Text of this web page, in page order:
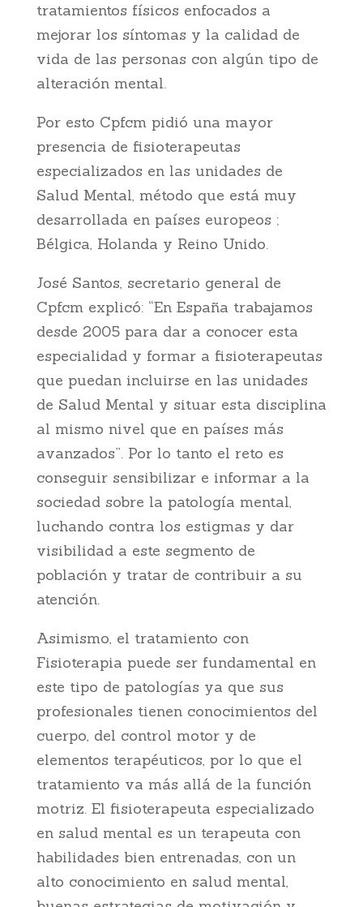
tratamientos físicos enfocados a
mejorar los síntomas y la calidad de
vida de las personas con algún tipo de
alteración mental.
Por esto Cpfcm pidió una mayor
presencia de fisioterapeutas
especializados en las unidades de
Salud Mental, método que está muy
desarrollada en países europeos ;
Bélgica, Holanda y Reino Unido.
José Santos, secretario general de
Cpfcm explicó: “En España trabajamos
desde 2005 para dar a conocer esta
especialidad y formar a fisioterapeutas
que puedan incluirse en las unidades
de Salud Mental y situar esta disciplina
al mismo nivel que en países más
avanzados”. Por lo tanto el reto es
conseguir sensibilizar e informar a la
sociedad sobre la patología mental,
luchando contra los estigmas y dar
visibilidad a este segmento de
población y tratar de contribuir a su
atención.
Asimismo, el tratamiento con
Fisioterapia puede ser fundamental en
este tipo de patologías ya que sus
profesionales tienen conocimientos del
cuerpo, del control motor y de
elementos terapéuticos, por lo que el
tratamiento va más allá de la función
motriz. El fisioterapeuta especializado
en salud mental es un terapeuta con
habilidades bien entrenadas, con un
alto conocimiento en salud mental,